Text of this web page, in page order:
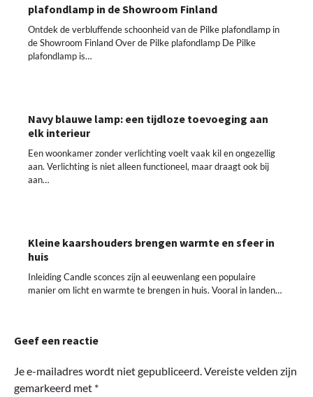
plafondlamp in de Showroom Finland
Ontdek de verbluffende schoonheid van de Pilke plafondlamp in
de Showroom Finland Over de Pilke plafondlamp De Pilke
plafondlamp is…
Navy blauwe lamp: een tijdloze toevoeging aan
elk interieur
Een woonkamer zonder verlichting voelt vaak kil en ongezellig
aan. Verlichting is niet alleen functioneel, maar draagt ook bij
aan…
Kleine kaarshouders brengen warmte en sfeer in
huis
Inleiding Candle sconces zijn al eeuwenlang een populaire
manier om licht en warmte te brengen in huis. Vooral in landen…
Geef een reactie
Je e-mailadres wordt niet gepubliceerd.Vereiste velden zijn
gemarkeerd met *